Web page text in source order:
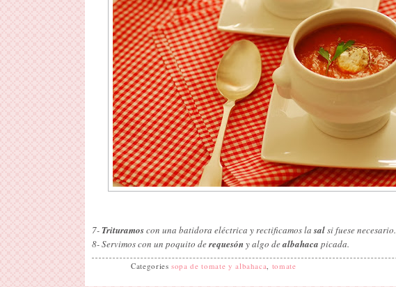
7- Trituramoscon una batidora eléctrica y rectificamos lasalsi fuese necesario.
8- Servimos con un poquito derequesóny algo dealbahaca picada.
Categoriessopa de tomate y albahaca tomate